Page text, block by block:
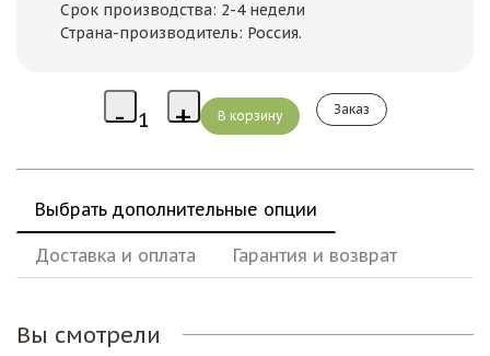
Срок производства: 2-4 недели
Страна-производитель: Россия.
Заказ
Выбрать дополнительные опции
Доставка и оплата Гарантия и возврат
Вы смотрели